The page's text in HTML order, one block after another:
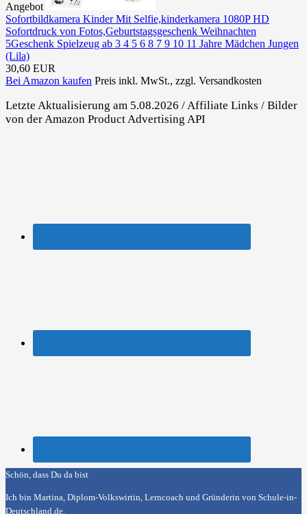
Angebot
Sofortbildkamera Kinder Mit Selfie,kinderkamera 1080P HD
Sofortdruck von Fotos,Geburtstagsgeschenk Weihnachten
5Geschenk Spielzeug ab 3 4 5 6 8 7 9 10 11 Jahre Mädchen Jungen
(Lila)
30,60 EUR
Bei Amazon kaufen Preis inkl. MwSt., zzgl. Versandkosten
Letzte Aktualisierung am 5.08.2026 / Affiliate Links / Bilder
von der Amazon Product Advertising API
Schön, dass Du da bist
Ich bin Martina, Diplom-Volkswirtin, Lerncoach und Gründerin von Schule-in-
Deutschland.de.